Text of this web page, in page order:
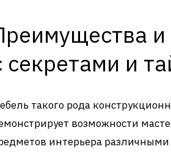
секретами и
такого рода
возможности
интерьера различными